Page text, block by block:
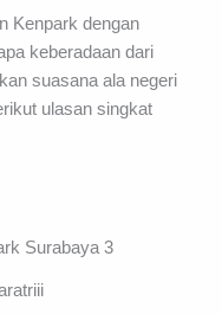
Kenpark dengan
keberadaan dari
suasana ala negeri
ulasan singkat